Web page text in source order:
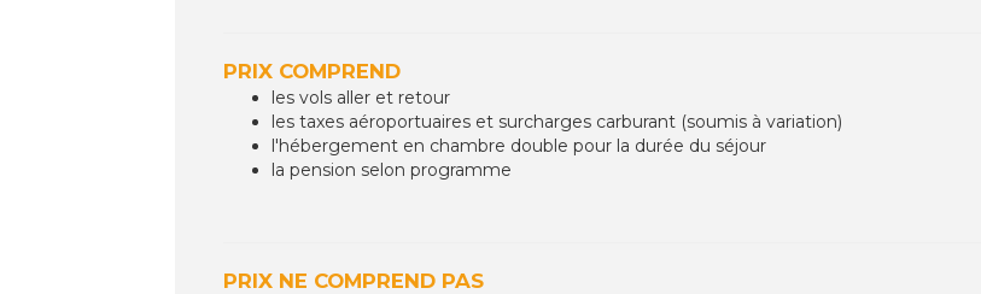
PRIX COMPREND
les vols aller et retour
les taxes aéroportuaires et surcharges carburant (soumis à variation)
l'hébergement en chambre double pour la durée du séjour
la pension selon programme
PRIX NE COMPREND PAS